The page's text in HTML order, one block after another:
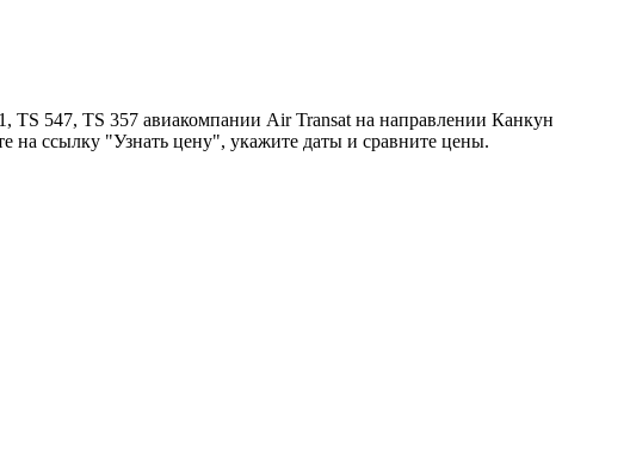
TS 547, TS 357 авиакомпании Air Transat на направлении Канкун
на ссылку "Узнать цену", укажите даты и сравните цены.